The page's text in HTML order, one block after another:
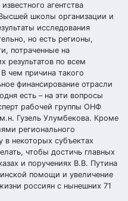
агентства
школы организации и
исследования
но есть регионы,
потраченные на
результатов по всем
чем причина такого
финансирование отрасли
есть – на эти вопросы
рабочей группы ОНФ
Гузель Улумбекова. Кроме
регионального
в некоторых субъектах
чтобы достичь главных
и поручениях В.В. Путина
помощи и увеличение
россиян с нынешних 71